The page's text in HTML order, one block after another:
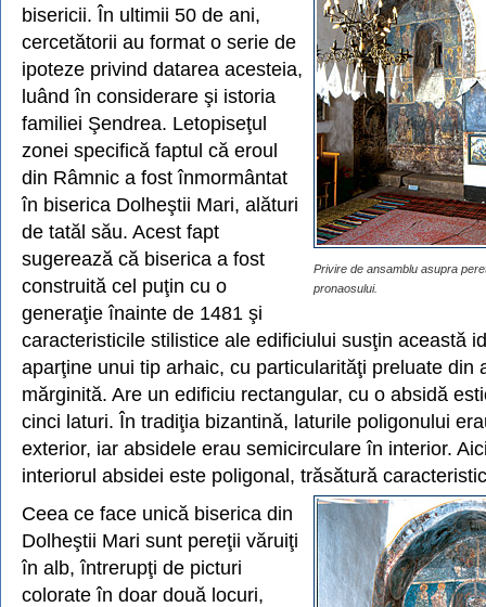
Privire de ansamblu asupra
pronaosului.
bisericii. În ultimii 50 de ani,
cercetătorii au format o serie de
ipoteze privind datarea acesteia,
luând în considerare şi istoria
familiei Şendrea. Letopiseţul
zonei specifică faptul că eroul
din Râmnic a fost înmormântat
în biserica Dolheştii Mari, alături
de tatăl său. Acest fapt
sugerează că biserica a fost
construită cel puţin cu o
generaţie înainte de 1481 şi
caracteristicile stilistice ale edificiului susţin această
aparţine unui tip arhaic, cu particularităţi preluate din
mărginită. Are un edificiu rectangular, cu o absidă
cinci laturi. În tradiţia bizantină, laturile poligonului
exterior, iar absidele erau semicirculare în interior.
interiorul absidei este poligonal, trăsătură
Ceea ce face unică biserica din
Dolheştii Mari sunt pereţii văruiţi
în alb, întrerupţi de picturi
colorate în doar două locuri,